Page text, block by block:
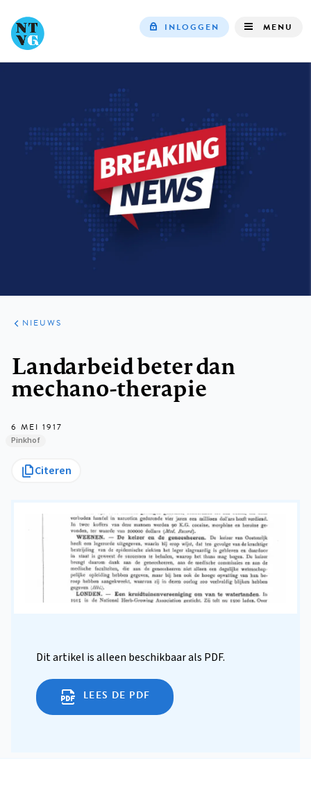
INLOGGEN MENU
ARTIKELEN
HET
KORT
NIEUWS
Landarbeid beter dan
mechano-therapie
6 MEI 1917
Pinkhof
Citeren
Dit artikel is alleen beschikbaar als PDF.
LEES DE PDF